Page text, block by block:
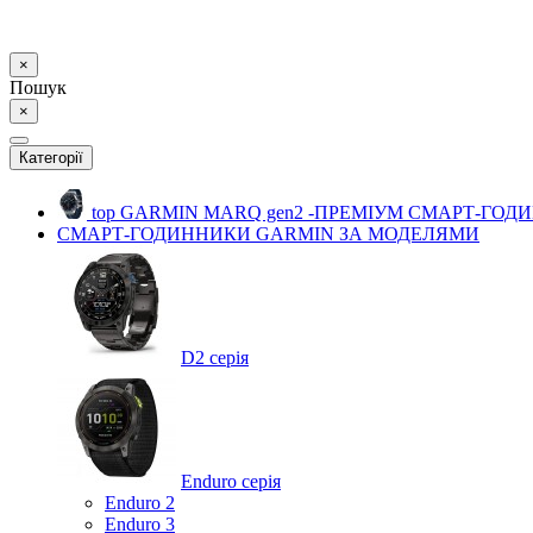
×
Пошук
×
Категорії
top GARMIN MARQ gen2 -ПРЕМІУМ СМАРТ-
СМАРТ-ГОДИННИКИ GARMIN ЗА МОДЕЛЯМИ
D2 серія
Enduro серія
Enduro 2
Enduro 3